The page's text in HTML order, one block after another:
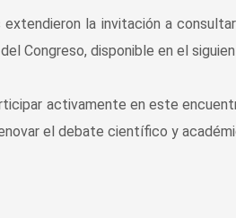
extendieron la invitación a
Congreso, disponible en el
activamente en este
el debate científico y